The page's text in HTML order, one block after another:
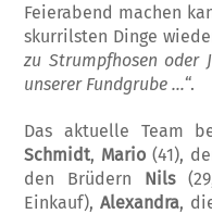
Feierabend machen
skurrilsten Dinge
zu Strumpfhosen oder
unserer Fundgrube …“.
Das aktuelle Team
Schmidt, Mario (41),
den Brüdern Nils
Einkauf),Alexandra,